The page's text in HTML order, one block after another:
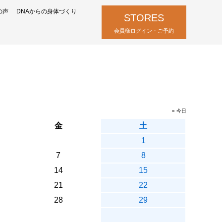
声 DNAからの身体づくり
STORES
会員様ログイン・ご予約
» 今日
金
土
1
7
8
14
15
21
22
28
29